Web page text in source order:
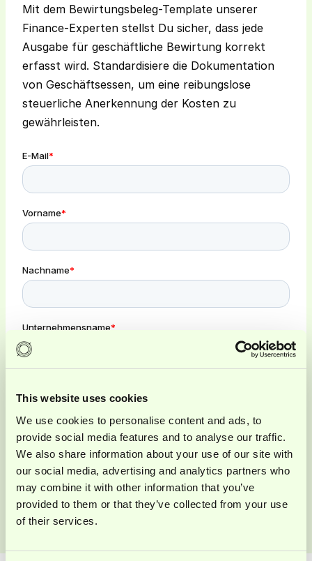
This website uses cookies
We use cookies to personalise content and ads, to
provide social media features and to analyse our traffic.
We also share information about your use of our site with
our social media, advertising and analytics partners who
may combine it with other information that you’ve
provided to them or that they’ve collected from your use
of their services.
Mit dem Bewirtungsbeleg-Template unserer
Finance-Experten stellst Du sicher, dass jede
Ausgabe für geschäftliche Bewirtung korrekt
erfasst wird. Standardisiere die Dokumentation
von Geschäftsessen, um eine reibungslose
steuerliche Anerkennung der Kosten zu
gewährleisten.